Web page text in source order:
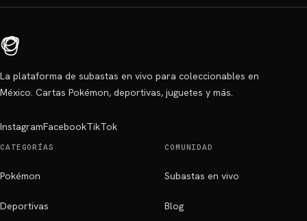
La plataforma de subastas en vivo para coleccionables en
México. Cartas Pokémon, deportivas, juguetes y más.
InstagramFacebookTikTok
CATEGORÍAS
Pokémon
Deportivas
COMUNIDAD
Subastas en vivo
Blog